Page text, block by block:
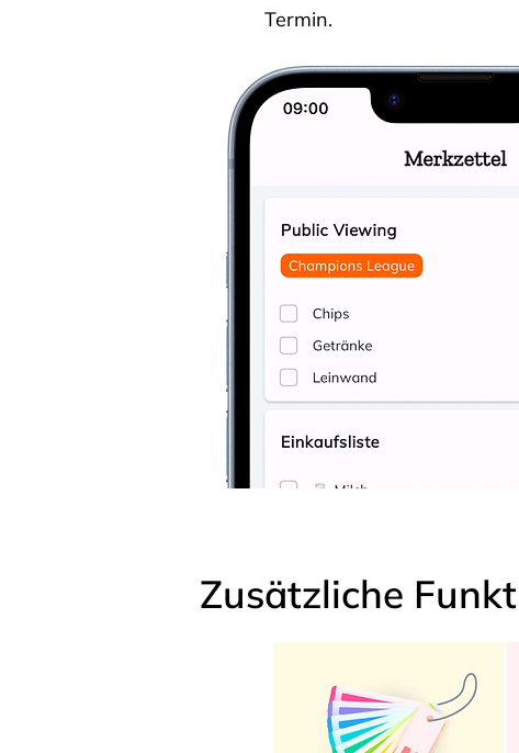
Termin.
Zusätzliche